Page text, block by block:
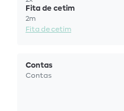
Fita de cetim
2m
Fita de cetim
Contas
Contas